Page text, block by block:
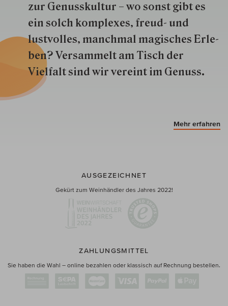
zur Genuss­kultur – wo sonst gibt es
ein solch kom­plexes, freud- und
lustvolles, manchmal ma­gisch­es Er­le­
ben? Versammelt am Tisch der
Vielfalt sind wir ver­eint im Genuss.
Mehr erfahren
AUSGEZEICHNET
Gekürt zum Weinhändler des Jahres 2022!
ZAHLUNGSMITTEL
Sie haben die Wahl – online bezahlen oder klassisch auf Rechnung bestellen.